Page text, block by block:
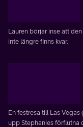
Lauren börjar inse att
inte längre finns kvar.
En festresa till Las
upp Stephanies förflutna